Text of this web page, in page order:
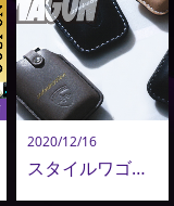
2020/12/16
スタイルワゴン１月号 レザーキーケース｜掲載誌紹介